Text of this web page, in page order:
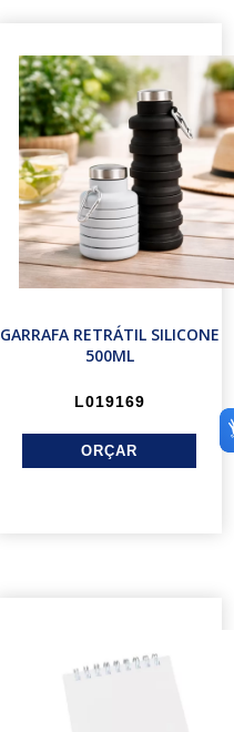
GARRAFA RETRÁTIL SILICONE
500ML
L019169